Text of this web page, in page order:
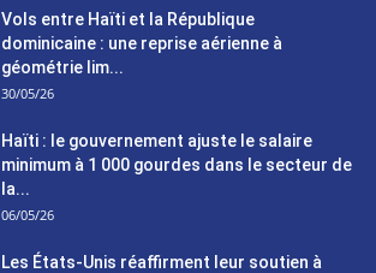
Vols entre Haïti et la République
dominicaine : une reprise aérienne à
géométrie lim...
30/05/26
Haïti : le gouvernement ajuste le salaire
minimum à 1 000 gourdes dans le secteur de
la...
06/05/26
Les États-Unis réaffirment leur soutien à